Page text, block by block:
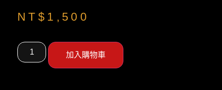
NT$ 1,500
加入購物車